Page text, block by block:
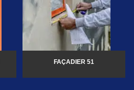
FAÇADIER 51